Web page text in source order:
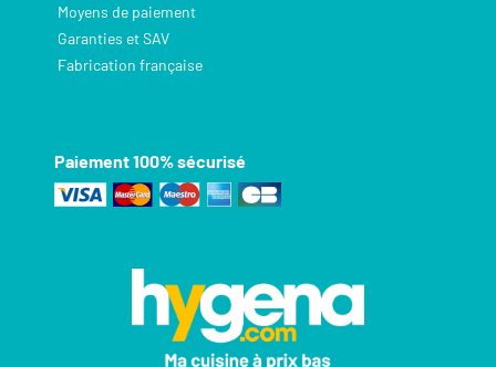
Moyens de paiement
Garanties et SAV
Fabrication française
Paiement 100% sécurisé